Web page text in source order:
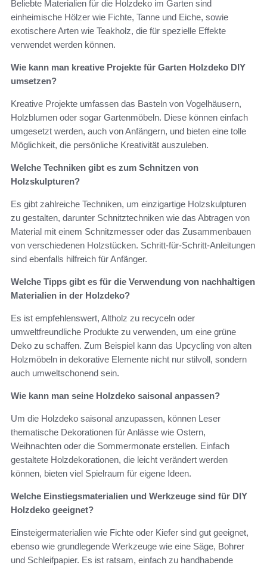
Beliebte Materialien für die Holzdeko im Garten sind
einheimische Hölzer wie Fichte, Tanne und Eiche, sowie
exotischere Arten wie Teakholz, die für spezielle Effekte
verwendet werden können.
Wie kann man kreative Projekte für Garten Holzdeko DIY
umsetzen?
Kreative Projekte umfassen das Basteln von Vogelhäusern,
Holzblumen oder sogar Gartenmöbeln. Diese können einfach
umgesetzt werden, auch von Anfängern, und bieten eine tolle
Möglichkeit, die persönliche Kreativität auszuleben.
Welche Techniken gibt es zum Schnitzen von
Holzskulpturen?
Es gibt zahlreiche Techniken, um einzigartige Holzskulpturen
zu gestalten, darunter Schnitztechniken wie das Abtragen von
Material mit einem Schnitzmesser oder das Zusammenbauen
von verschiedenen Holzstücken. Schritt-für-Schritt-Anleitungen
sind ebenfalls hilfreich für Anfänger.
Welche Tipps gibt es für die Verwendung von nachhaltigen
Materialien in der Holzdeko?
Es ist empfehlenswert, Altholz zu recyceln oder
umweltfreundliche Produkte zu verwenden, um eine grüne
Deko zu schaffen. Zum Beispiel kann das Upcycling von alten
Holzmöbeln in dekorative Elemente nicht nur stilvoll, sondern
auch umweltschonend sein.
Wie kann man seine Holzdeko saisonal anpassen?
Um die Holzdeko saisonal anzupassen, können Leser
thematische Dekorationen für Anlässe wie Ostern,
Weihnachten oder die Sommermonate erstellen. Einfach
gestaltete Holzdekorationen, die leicht verändert werden
können, bieten viel Spielraum für eigene Ideen.
Welche Einstiegsmaterialien und Werkzeuge sind für DIY
Holzdeko geeignet?
Einsteigermaterialien wie Fichte oder Kiefer sind gut geeignet,
ebenso wie grundlegende Werkzeuge wie eine Säge, Bohrer
und Schleifpapier. Es ist ratsam, einfach zu handhabende